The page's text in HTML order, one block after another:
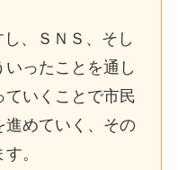
、ＳＮＳ、そし
ったことを通し
ていくことで市民
進めていく、その
。